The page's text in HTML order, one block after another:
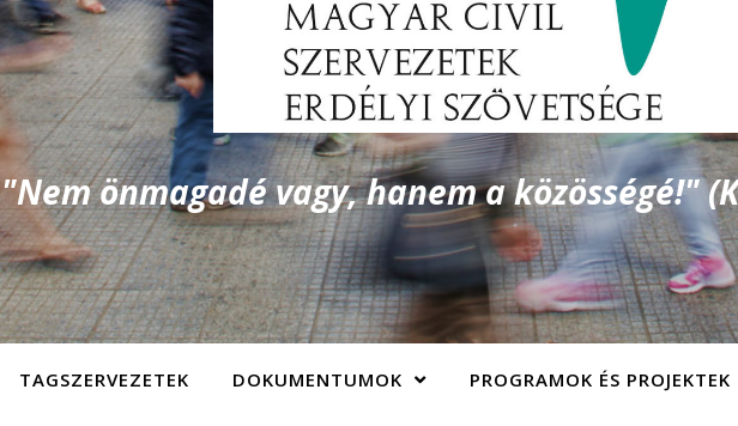
"Nem önmagadé vagy, hanem a közösségé!"
TAGSZERVEZETEK DOKUMENTUMOK PROGRAMOK ÉS PROJEKTEK